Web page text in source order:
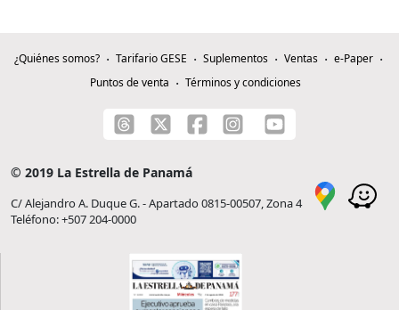
¿Quiénes somos? Tarifario GESE Suplementos Ventas
e-Paper
Puntos de venta
Términos y condiciones
© 2019 La Estrella de Panamá
C/ Alejandro A. Duque G. - Apartado 0815-00507, Zona 4
Teléfono: +507 204-0000